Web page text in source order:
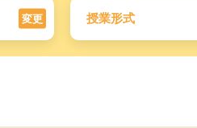
変更 授業形式